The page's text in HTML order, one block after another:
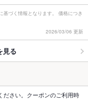
づく情報となります。 価格につき
2026/03/06 更新
見る
ださい。クーポンのご利用時